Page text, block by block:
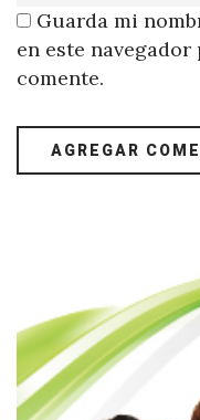
Guarda mi
en este
comente.